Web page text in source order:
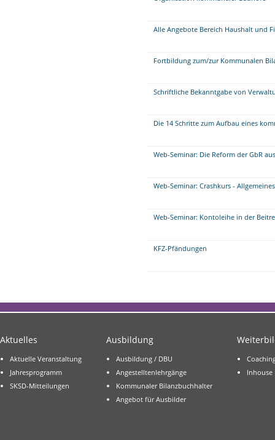
Alle Angebote Bereich Haushalt und
Fortbildung zum/zur Kommunalen
Schriftliche Bekanntgabe von
Die 14 Schritte zum Aufbau eines
Web-Seminar: Die Reform der GbR
Web-Seminar: Crashkurs -
Web-Seminar: Kontoleihe in der
KFZ-Pfändungen
Aktuelles
Aktuelle Veranstaltung
Jahresprogramm
SKSD-Mitteilungen
Ausbildung
Ausbildung / DBU
Angestelltenlehrgänge
Kommunaler Bilanzbuchhalter
Angebot für Ausbilder
Inhouse